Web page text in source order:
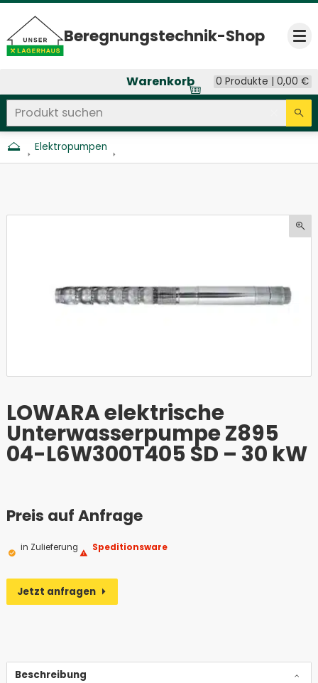
Beregnungs­technik-Shop
Warenkorb 0 Produkte |0,00€
Seitenweite Suche
Produkt suchen
Elektropumpen
LOWARA elektrische
Unterwasserpumpe Z895
04-L6W300T405 SD – 30 kW
Preis auf Anfrage
in Zulieferung Speditionsware
Jetzt anfragen(Öffnet eventuell ein Programm um an den
Beschreibung